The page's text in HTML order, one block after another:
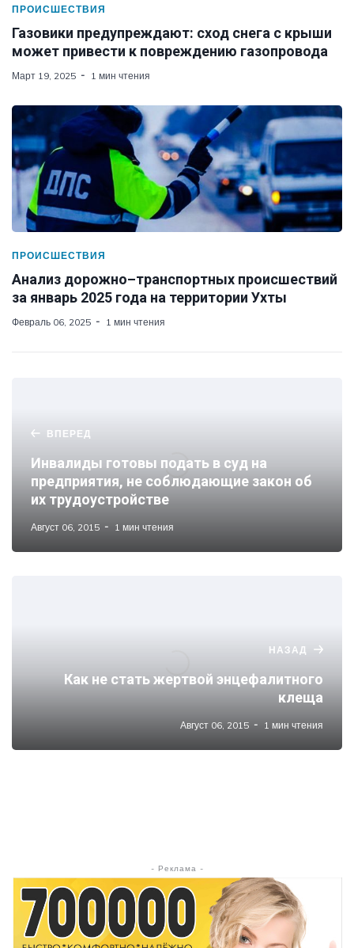
ПРОИСШЕСТВИЯ
Газовики предупреждают: сход снега с крыши
может привести к повреждению газопровода
Март 19, 2025 1 мин чтения
ПРОИСШЕСТВИЯ
Анализ дорожно–транспортных происшествий
за январь 2025 года на территории Ухты
Февраль 06, 2025 1 мин чтения
ВПЕРЕД
Инвалиды готовы подать в суд на
предприятия, не соблюдающие закон об
их трудоустройстве
Август 06, 2015 1 мин чтения
НАЗАД
Как не стать жертвой энцефалитного
клеща
Август 06, 2015 1 мин чтения
- Реклама -